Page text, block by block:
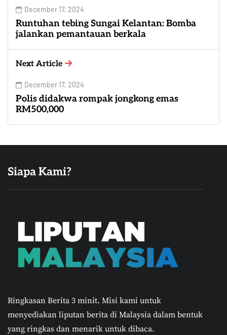
December 17, 2024
Runtuhan tebing Sungai Kelantan: Bomba
jalankan pemantauan berkala
Next Article
December 17, 2024
Polis didakwa rompak jongkong emas
RM500,000
Siapa Kami?
Ringkasan Berita 3 minit. Misi kami untuk
menyediakan liputan berita di Malaysia dalam bentuk
yang ringkas dan menarik untuk dibaca.